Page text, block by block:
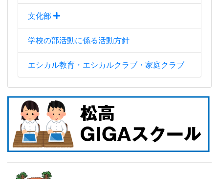
文化部
学校の部活動に係る活動方針
エシカル教育・エシカルクラブ・家庭クラブ